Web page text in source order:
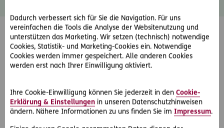
Dadurch verbessert sich für Sie die Navigation. Für uns
vereinfachen die Tools die Analyse der Websitenutzung und
unterstützen das Marketing. Wir setzen (technisch) notwendige
Cookies, Statistik- und Marketing-Cookies ein. Notwendige
Cookies werden immer gespeichert. Alle anderen Cookies
werden erst nach Ihrer Einwilligung aktiviert.
Ihre Cookie-Einwilligung können Sie jederzeit in den Cookie-
Erklärung & Einstellungen in unseren Datenschutzhinweisen
ändern. Nähere Informationen zu uns finden Sie im Impressum.
Friendly Captcha
Pflichtfeld Abschicken